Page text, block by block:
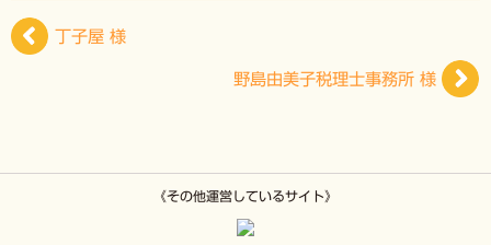
丁子屋 様
野島由美子税理士事務所 様
《その他運営しているサイト》